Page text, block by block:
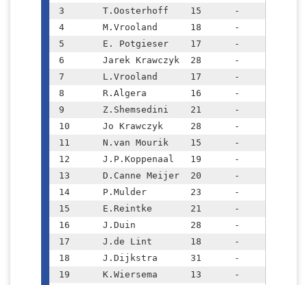
3	T.Oosterhoff	15	-	1839	(+36)
4	M.Vrooland	18	-	1818	(+28)
5	E. Potgieser	17	-	1813	(+51)
6	Jarek Krawczyk	28	-	1780	(+20)
7	L.Vrooland	17	-	1709	(+40)
8	R.Algera	16	-	1707	(+67)
9	Z.Shemsedini	21	-	1702	(+7)
10	Jo Krawczyk	28	-	1635	(+80)
11	N.van Mourik	15	-	1601	(+85)
12	J.P.Koppenaal	19	-	1570	(+62)
13	D.Canne Meijer	20	-	1556	(-60)
14	P.Mulder	23	-	1551	(+34)
15	E.Reintke	21	-	1550	(+14)
16	J.Duin		28	-	1529	(+98)
17	J.de Lint	18	-	1485	(-150)
18	J.Dijkstra	31	-	1462	(+188)
19	K.Wiersema	13	-	1452	(+87)